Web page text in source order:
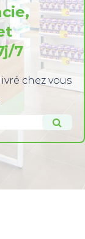
7
chez vous